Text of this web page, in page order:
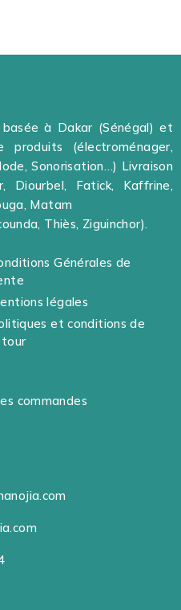
à Dakar (Sénégal) et
(électroménager,
Sonorisation…) Livraison
Diourbel, Fatick, Kaffrine,
Matam
Thiès, Ziguinchor).
Générales de
légales
et conditions de
commandes